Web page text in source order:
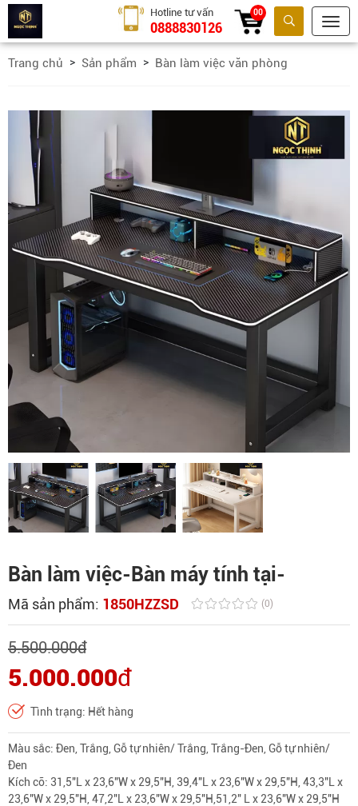
Tìm kiếm
Hotline tư vấn
0888830126
00
Trang chủ Sản phẩm Bàn làm việc văn phòng
Bàn làm việc-Bàn máy tính tại-
Mã sản phẩm: 1850HZZSD (0)
5.500.000đ
5.000.000đ
Tình trạng: Hết hàng
Màu sắc: Đen, Trắng, Gỗ tự nhiên/ Trắng, Trắng-Đen, Gỗ tự nhiên/
Đen
Kích cỡ: 31,5"L x 23,6"W x 29,5"H, 39,4"L x 23,6"W x 29,5"H, 43,3"L x
23,6"W x 29,5"H, 47,2"L x 23,6"W x 29,5"H,51,2" L x 23,6"W x 29,5"H